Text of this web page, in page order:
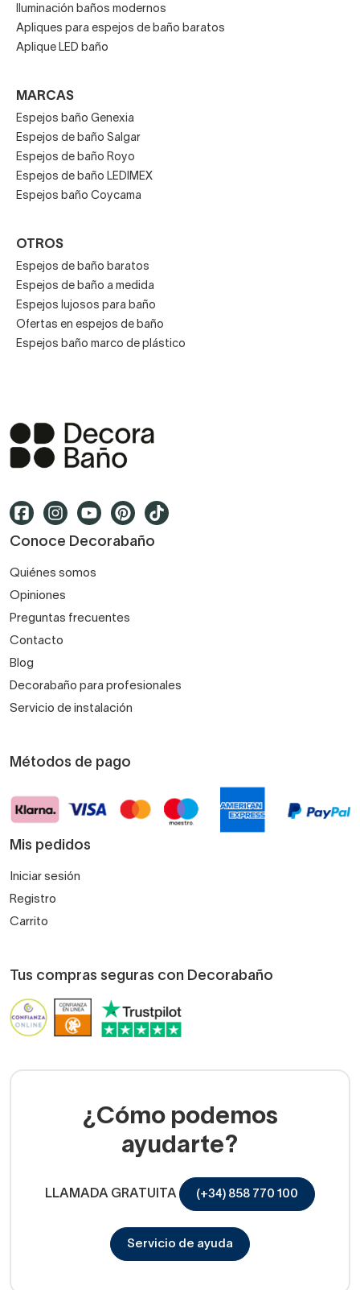
Iluminación baños modernos
Apliques para espejos de baño baratos
Aplique LED baño
MARCAS
Espejos baño Genexia
Espejos de baño Salgar
Espejos de baño Royo
Espejos de baño LEDIMEX
Espejos baño Coycama
OTROS
Espejos de baño baratos
Espejos de baño a medida
Espejos lujosos para baño
Ofertas en espejos de baño
Espejos baño marco de plástico
Conoce Decorabaño
Quiénes somos
Opiniones
Preguntas frecuentes
Contacto
Blog
Decorabaño para profesionales
Servicio de instalación
Métodos de pago
Mis pedidos
Iniciar sesión
Registro
Carrito
Tus compras seguras con Decorabaño
¿Cómo podemos
ayudarte?
LLAMADA GRATUITA (+34) 858 770 100
Servicio de ayuda